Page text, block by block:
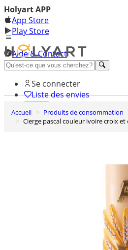
Holyart APP
App Store
Play Store
Aide & Contact
Découvrez Premium
Se connecter
Liste des envies
0
Panier
Accueil Produits de consommation
Cierge pascal couleur ivoire croix